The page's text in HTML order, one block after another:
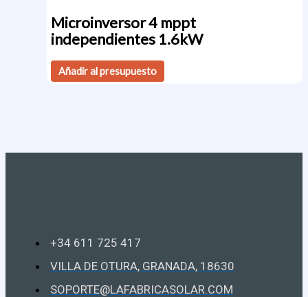
Microinversor 4 mppt
independientes 1.6kW
Añadir al presupuesto
+34 611 725 417
VILLA DE OTURA, GRANADA, 18630
SOPORTE@LAFABRICASOLAR.COM